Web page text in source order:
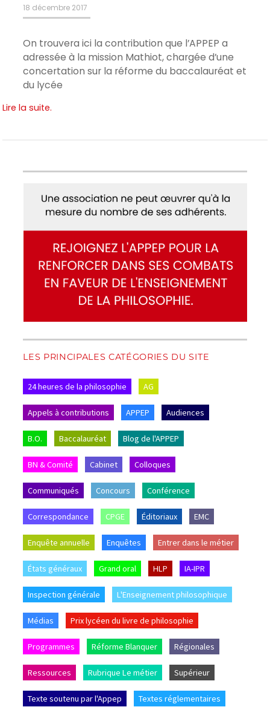
Publié
le
18 décembre 2017
On trouvera ici la contribution que l’APPEP a
adressée à la mission Mathiot, chargée d’une
concertation sur la réforme du baccalauréat et
du lycée
Lire la suite.
LES PRINCIPALES CATÉGORIES DU SITE
24 heures de la philosophie AG
Appels à contributions APPEP Audiences
B.O. Baccalauréat Blog de l'APPEP
BN & Comité Cabinet Colloques
Communiqués Concours Conférence
Correspondance CPGE Éditoriaux EMC
Enquête annuelle Enquêtes Entrer dans le métier
États généraux Grand oral HLP IA-IPR
Inspection générale L'Enseignement philosophique
Médias Prix lycéen du livre de philosophie
Programmes Réforme Blanquer Régionales
Ressources Rubrique Le métier Supérieur
Texte soutenu par l'Appep Textes réglementaires